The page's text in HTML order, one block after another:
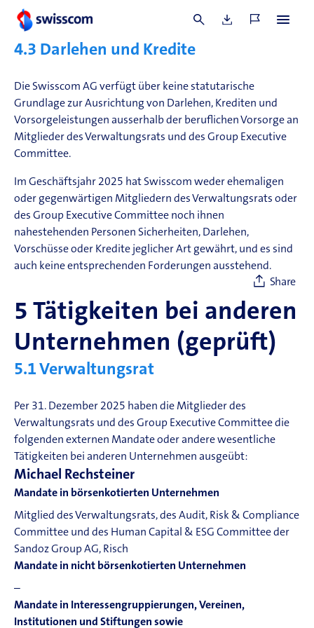
oder des Group Executive Committee oder ihnen
nahestehende Personen ausgerichtet worden.
4.3 Darlehen und Kredite
Die Swisscom AG verfügt über keine statutarische
Grundlage zur Ausrichtung von Darlehen, Krediten und
Vorsorgeleistungen ausserhalb der beruflichen Vorsorge an
Mitglieder des Verwaltungsrats und des Group Executive
Committee.
Im Geschäftsjahr 2025 hat Swisscom weder ehemaligen
oder gegenwärtigen Mitgliedern des Verwaltungsrats oder
des Group Executive Committee noch ihnen
nahestehenden Personen Sicherheiten, Darlehen,
Vorschüsse oder Kredite jeglicher Art gewährt, und es sind
auch keine entsprechenden Forderungen ausstehend.
5 Tätigkeiten bei anderen
Unternehmen (geprüft)
Share
5.1 Verwaltungsrat
Per 31. Dezember 2025 haben die Mitglieder des
Verwaltungsrats und des Group Executive Committee die
folgenden externen Mandate oder andere wesentliche
Tätigkeiten bei anderen Unternehmen ausgeübt:
Michael Rechsteiner
Mandate in börsenkotierten Unternehmen
Mitglied des Verwaltungsrats, des Audit, Risk & Compliance
Committee und des Human Capital & ESG Committee der
Sandoz Group AG, Risch
Mandate in nicht börsenkotierten Unternehmen
–
Mandate in Interessengruppierungen, Vereinen,
Institutionen und Stiftungen sowie